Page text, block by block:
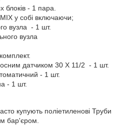
блоків - 1 пара.
у собі включаючи;
вузла - 1 шт.
вузла
датчиком 30 Х 11/2 - 1 шт.
- 1 шт.
- 1 шт.
купують поліетиленові Труби
бар'єром.